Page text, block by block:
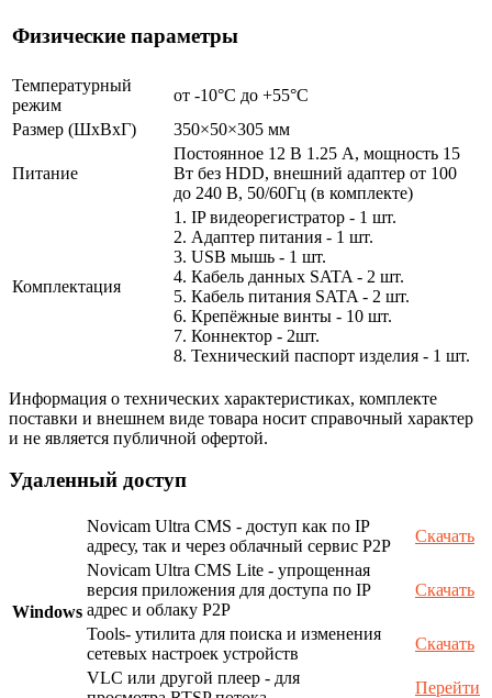
Физические параметры
Температурный
режим
от -10°C до +55°C
Размер (ШxВxГ)
350×50×305 мм
Питание
Постоянное 12 В 1.25 А, мощность 15
Вт без HDD, внешний адаптер от 100
до 240 В, 50/60Гц (в комплекте)
Комплектация
1. IP видеорегистратор - 1 шт.
2. Адаптер питания - 1 шт.
3. USB мышь - 1 шт.
4. Кабель данных SATA - 2 шт.
5. Кабель питания SATA - 2 шт.
6. Крепёжные винты - 10 шт.
7. Коннектор - 2шт.
8. Технический паспорт изделия - 1 шт.
Информация о технических характеристиках, комплекте
поставки и внешнем виде товара носит справочный характер
и не является публичной офертой.
Удаленный доступ
Windows
Novicam Ultra CMS - доступ как по IP
адресу, так и через облачный сервис P2P
Скачать
Novicam Ultra CMS Lite - упрощенная
версия приложения для доступа по IP
адрес и облаку P2P
Скачать
Tools- утилита для поиска и изменения
сетевых настроек устройств
Скачать
VLC или другой плеер - для
Перейти